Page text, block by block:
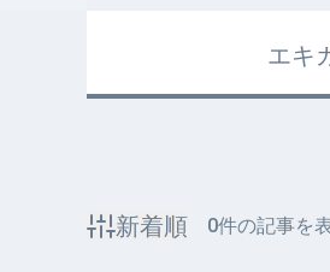
エキ
新着順 0件の記事を